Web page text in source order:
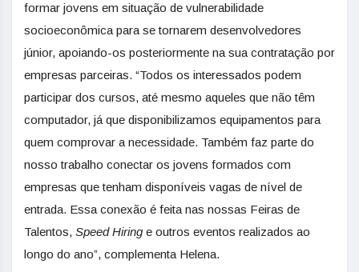
formar jovens em situação de vulnerabilidade
socioeconômica para se tornarem desenvolvedores
júnior, apoiando-os posteriormente na sua contratação por
empresas parceiras. “Todos os interessados podem
participar dos cursos, até mesmo aqueles que não têm
computador, já que disponibilizamos equipamentos para
quem comprovar a necessidade. Também faz parte do
nosso trabalho conectar os jovens formados com
empresas que tenham disponíveis vagas de nível de
entrada. Essa conexão é feita nas nossas Feiras de
Talentos, Speed Hiring e outros eventos realizados ao
longo do ano”, complementa Helena.